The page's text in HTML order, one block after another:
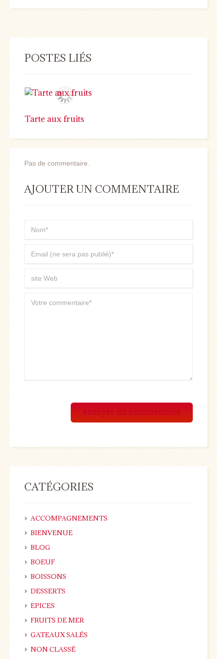
POSTES LIÉS
Tarte aux fruits
Pas de commentaire.
AJOUTER UN COMMENTAIRE
CATÉGORIES
ACCOMPAGNEMENTS
BIENVENUE
BLOG
BOEUF
BOISSONS
DESSERTS
EPICES
FRUITS DE MER
GATEAUX SALÉS
NON CLASSÉ